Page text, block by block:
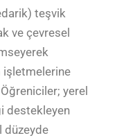
teşvik
ve çevresel
işletmelerine
yerel
destekleyen
düzeyde